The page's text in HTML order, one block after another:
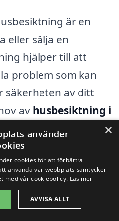
är en
eller sälja en
hjälper till att
problem som kan
säkerheten av ditt
av husbesiktning i
professionella
att hjälpa dig. Det
överväga alternativ
för att hitta den
×
använder
cookies för att förbättra
använda vår webbplats samtycker
med vår cookiepolicy. Läs mer
AVVISA ALLT